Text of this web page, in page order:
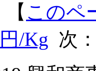
このペ
/Kg 次